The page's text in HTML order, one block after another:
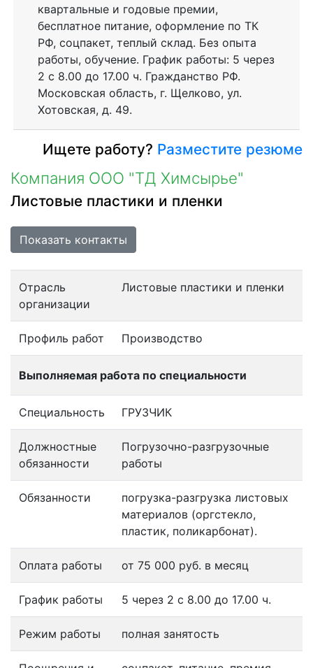
квартальные и годовые премии,
бесплатное питание, оформление по ТК
РФ, соцпакет, теплый склад. Без опыта
работы, обучение. График работы: 5 через
2 с 8.00 до 17.00 ч. Гражданство РФ.
Московская область, г. Щелково, ул.
Хотовская, д. 49.
Ищете работу? Разместите резюме
Компания ООО "ТД Химсырье"
Листовые пластики и пленки
Показать контакты
Отрасль
организации
Листовые пластики и пленки
Профиль работ Производство
Выполняемая работа по специальности
Специальность ГРУЗЧИК
Должностные
обязанности
Погрузочно-разгрузочные
работы
Обязанности
погрузка-разгрузка листовых
материалов (оргстекло,
пластик, поликарбонат).
Оплата работы от 75 000 руб. в месяц
График работы 5 через 2 с 8.00 до 17.00 ч.
Режим работы полная занятость